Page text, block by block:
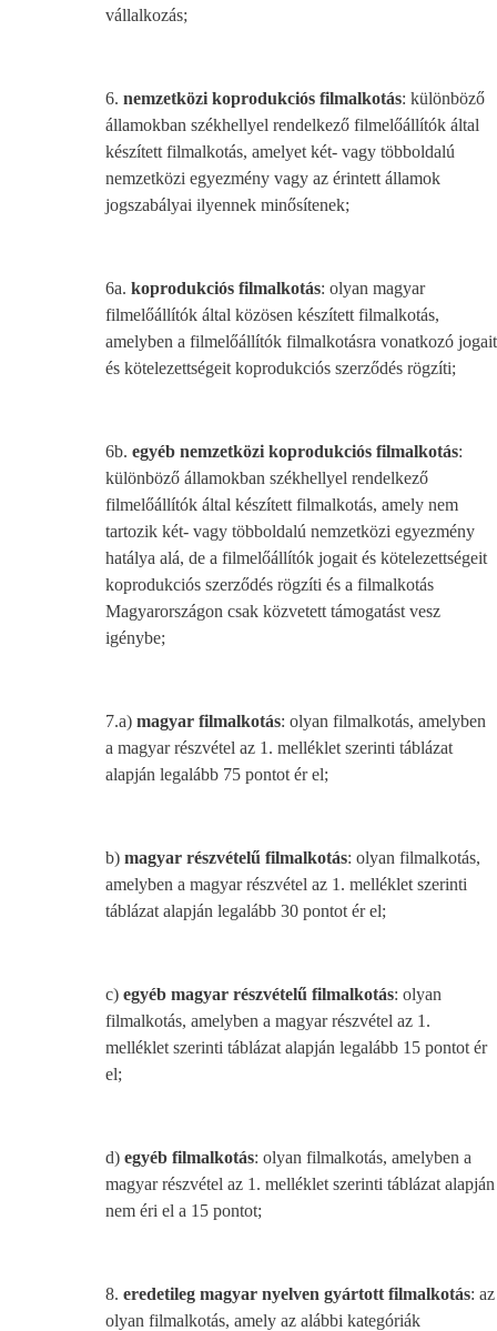
vállalkozás;
6. nemzetközi koprodukciós filmalkotás: különböző
államokban székhellyel rendelkező filmelőállítók által
készített filmalkotás, amelyet két- vagy többoldalú
nemzetközi egyezmény vagy az érintett államok
jogszabályai ilyennek minősítenek;
6a. koprodukciós filmalkotás: olyan magyar
filmelőállítók által közösen készített filmalkotás,
amelyben a filmelőállítók filmalkotásra vonatkozó jogait
és kötelezettségeit koprodukciós szerződés rögzíti;
6b. egyéb nemzetközi koprodukciós filmalkotás:
különböző államokban székhellyel rendelkező
filmelőállítók által készített filmalkotás, amely nem
tartozik két- vagy többoldalú nemzetközi egyezmény
hatálya alá, de a filmelőállítók jogait és kötelezettségeit
koprodukciós szerződés rögzíti és a filmalkotás
Magyarországon csak közvetett támogatást vesz
igénybe;
7.a) magyar filmalkotás: olyan filmalkotás, amelyben
a magyar részvétel az 1. melléklet szerinti táblázat
alapján legalább 75 pontot ér el;
b) magyar részvételű filmalkotás: olyan filmalkotás,
amelyben a magyar részvétel az 1. melléklet szerinti
táblázat alapján legalább 30 pontot ér el;
c) egyéb magyar részvételű filmalkotás: olyan
filmalkotás, amelyben a magyar részvétel az 1.
melléklet szerinti táblázat alapján legalább 15 pontot ér
el;
d) egyéb filmalkotás: olyan filmalkotás, amelyben a
magyar részvétel az 1. melléklet szerinti táblázat alapján
nem éri el a 15 pontot;
8. eredetileg magyar nyelven gyártott filmalkotás: az
olyan filmalkotás, amely az alábbi kategóriák